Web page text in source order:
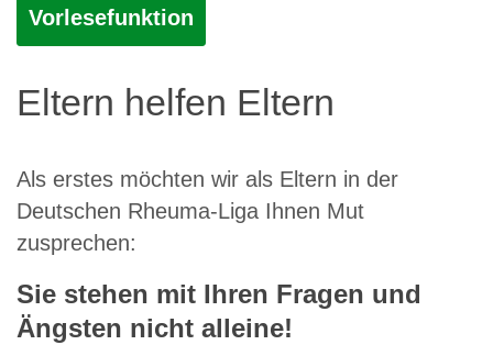
Vorlesefunktion
Eltern helfen Eltern
Als erstes möchten wir als Eltern in der
Deutschen Rheuma-Liga Ihnen Mut
zusprechen:
Sie stehen mit Ihren Fragen und
Ängsten nicht alleine!